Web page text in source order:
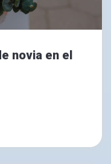
novia en el